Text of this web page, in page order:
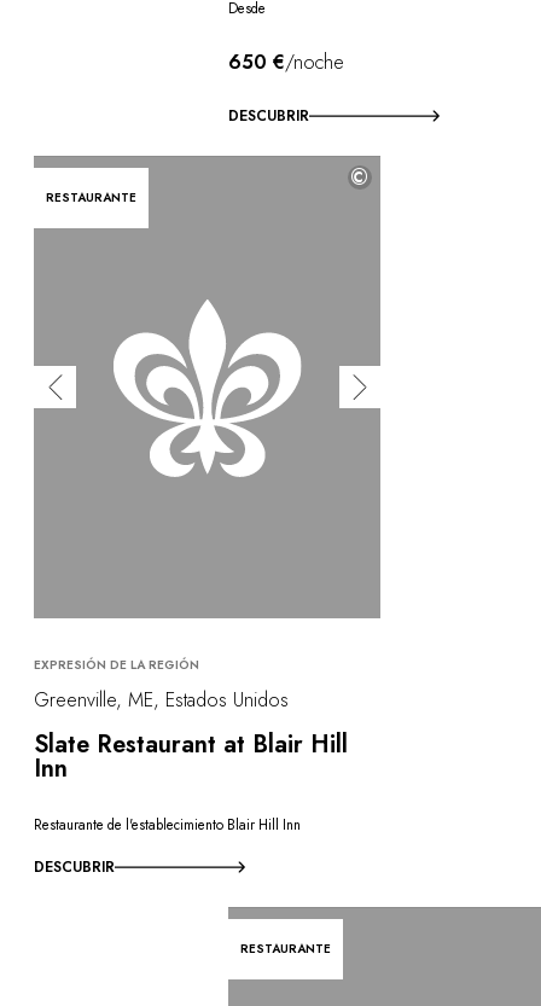
Desde
650 €/noche
DESCUBRIR
RESTAURANTE
©
EXPRESIÓN DE LA REGIÓN
Greenville, ME, Estados Unidos
Slate Restaurant at Blair Hill
Inn
Restaurante de l'establecimiento Blair Hill Inn
DESCUBRIR
RESTAURANTE